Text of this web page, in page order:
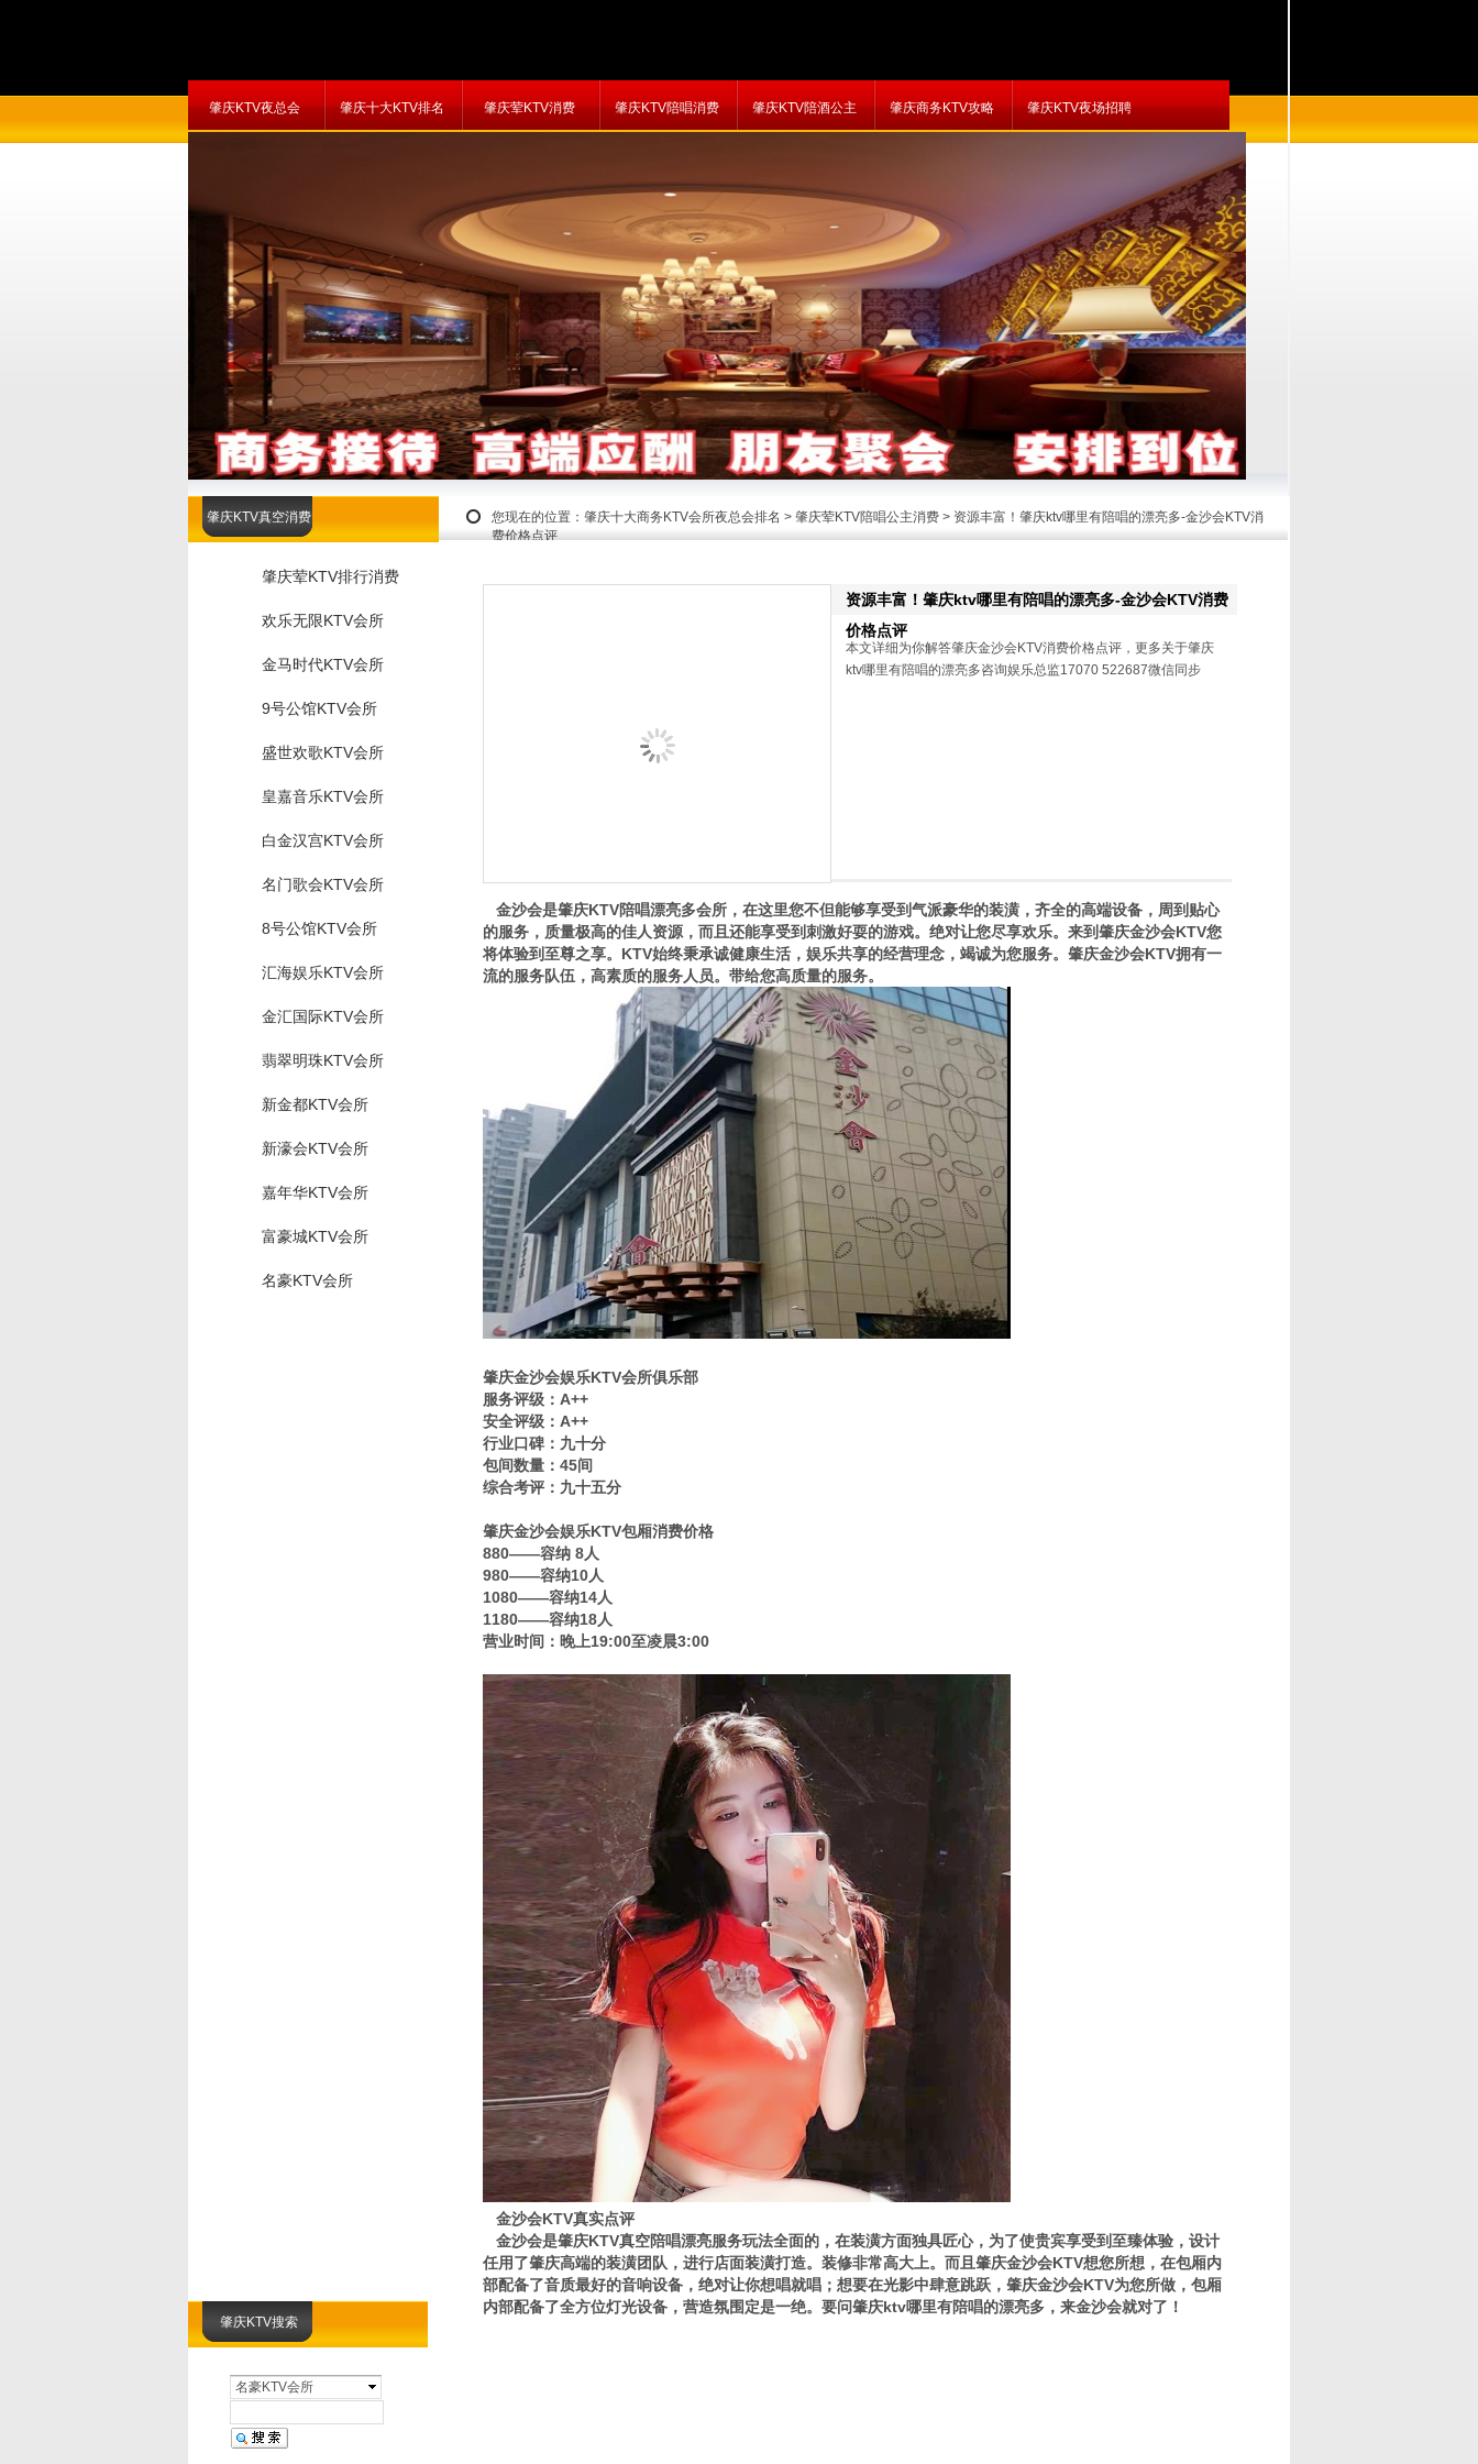
肇庆KTV夜总会 肇庆十大KTV排名 肇庆荤KTV消费 肇庆KTV陪唱消费 肇庆KTV陪酒公主 肇庆商务KTV攻略 肇庆KTV夜场招聘
肇庆KTV搜索
名豪KTV会所
您现在的位置： 肇庆十大商务KTV会所夜总会排名 > 肇庆荤KTV陪唱公主消费 > 资源丰富！肇庆ktv哪里有陪唱的漂亮多-金沙会KTV消
费价格点评
肇庆KTV真空消费
肇庆荤KTV排行消费
欢乐无限KTV会所
金马时代KTV会所
9号公馆KTV会所
盛世欢歌KTV会所
皇嘉音乐KTV会所
白金汉宫KTV会所
名门歌会KTV会所
8号公馆KTV会所
汇海娱乐KTV会所
金汇国际KTV会所
翡翠明珠KTV会所
新金都KTV会所
新濠会KTV会所
嘉年华KTV会所
富豪城KTV会所
名豪KTV会所
资源丰富！肇庆ktv哪里有陪唱的漂亮多-金沙会KTV消费
价格点评
本文详细为你解答肇庆金沙会KTV消费价格点评，更多关于肇庆
ktv哪里有陪唱的漂亮多咨询娱乐总监17070 522687微信同步
金沙会是肇庆KTV陪唱漂亮多会所，在这里您不但能够享受到气派豪华的装潢，齐全的高端设备，周到贴心
的服务，质量极高的佳人资源，而且还能享受到刺激好耍的游戏。绝对让您尽享欢乐。来到肇庆金沙会KTV您
将体验到至尊之享。KTV始终秉承诚健康生活，娱乐共享的经营理念，竭诚为您服务。肇庆金沙会KTV拥有一
流的服务队伍，高素质的服务人员。带给您高质量的服务。
肇庆金沙会娱乐KTV会所俱乐部
服务评级：A++
安全评级：A++
行业口碑：九十分
包间数量：45间
综合考评：九十五分
肇庆金沙会娱乐KTV包厢消费价格
880——容纳 8人
980——容纳10人
1080——容纳14人
1180——容纳18人
营业时间：晚上19:00至凌晨3:00
金沙会KTV真实点评
金沙会是肇庆KTV真空陪唱漂亮服务玩法全面的，在装潢方面独具匠心，为了使贵宾享受到至臻体验，设计
任用了肇庆高端的装潢团队，进行店面装潢打造。装修非常高大上。而且肇庆金沙会KTV想您所想，在包厢内
部配备了音质最好的音响设备，绝对让你想唱就唱；想要在光影中肆意跳跃，肇庆金沙会KTV为您所做，包厢
内部配备了全方位灯光设备，营造氛围定是一绝。要问肇庆ktv哪里有陪唱的漂亮多，来金沙会就对了！